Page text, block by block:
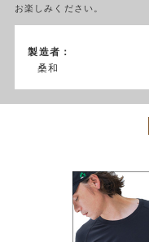
お楽しみください。
製造者：
桑和